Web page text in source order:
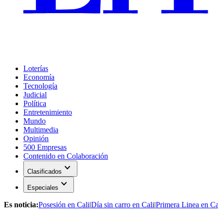
Loterías
Economía
Tecnología
Judicial
Política
Entretenimiento
Mundo
Multimedia
Opinión
500 Empresas
Contenido en Colaboración
Clasificados expand_more
Especiales expand_more
Es noticia:Posesión en Cali|Día sin carro en Cali|Primera Linea en